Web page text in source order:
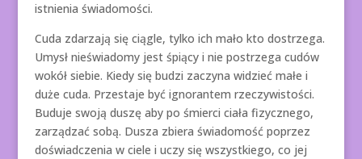
istnienia świadomości.
Cuda zdarzają się ciągle, tylko ich mało kto dostrzega.
Umysł nieświadomy jest śpiący i nie postrzega cudów
wokół siebie. Kiedy się budzi zaczyna widzieć małe i
duże cuda. Przestaje być ignorantem rzeczywistości.
Buduje swoją duszę aby po śmierci ciała fizycznego,
zarządzać sobą. Dusza zbiera świadomość poprzez
doświadczenia w ciele i uczy się wszystkiego, co jej